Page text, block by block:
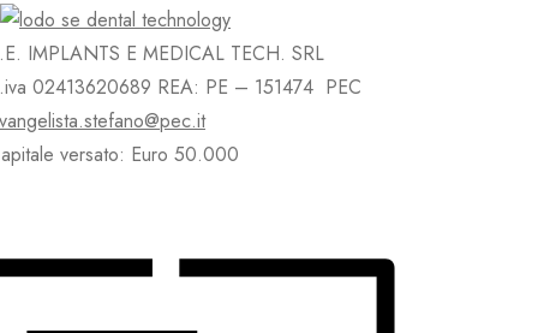
IMPLANTS E MEDICAL TECH. SRL
02413620689 REA: PE – 151474 PEC
versato: Euro 50.000